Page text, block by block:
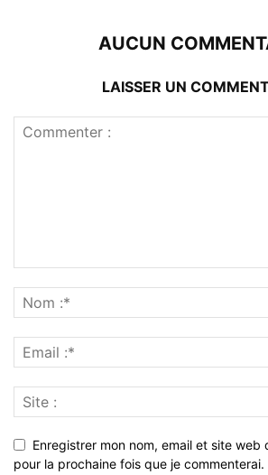
AUCUN
LAISSER UN
Enregistrer mon nom, email et site web
pour la prochaine fois que je commenterai.